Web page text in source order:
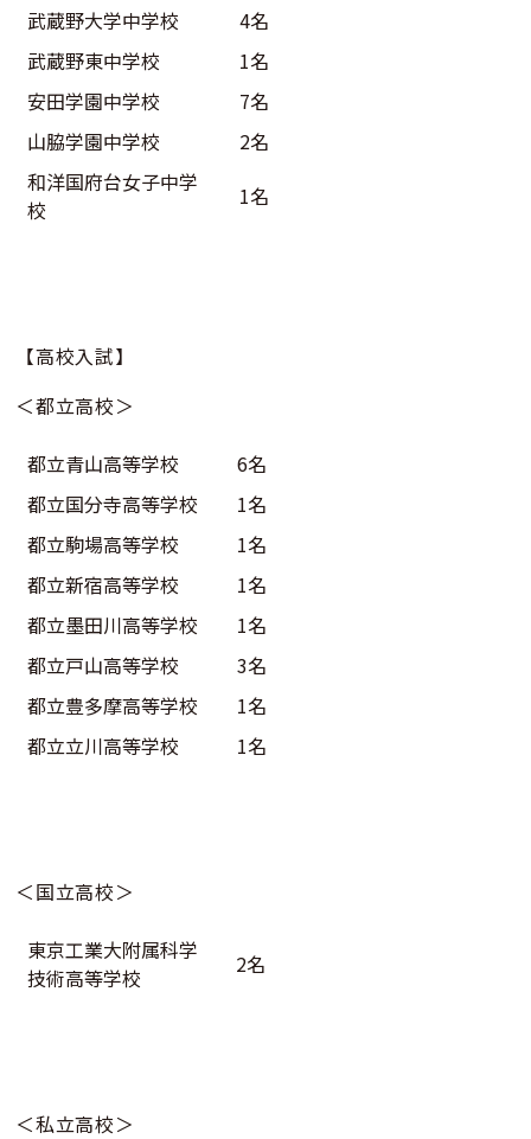
武蔵野大学中学校
4名
武蔵野東中学校
1名
安田学園中学校
7名
山脇学園中学校
2名
和洋国府台女子中学
校
1名
【高校入試】
＜都立高校＞
都立青山高等学校
6名
都立国分寺高等学校
1名
都立駒場高等学校
1名
都立新宿高等学校
1名
都立墨田川高等学校
1名
都立戸山高等学校
3名
都立豊多摩高等学校
1名
都立立川高等学校
1名
＜国立高校＞
東京工業大附属科学
技術高等学校
2名
＜私立高校＞